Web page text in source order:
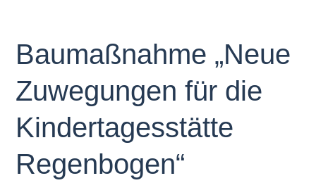
Baumaßnahme „Neue
Zuwegungen für die
Kindertagesstätte
Regenbogen“